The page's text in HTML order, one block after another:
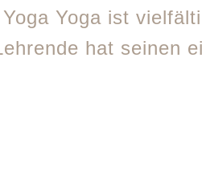
Yoga ist
hat seinen